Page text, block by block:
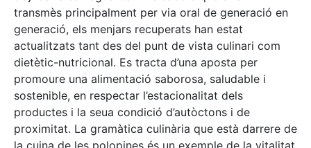
transmès principalment per via oral de generació en
generació, els menjars recuperats han estat
actualitzats tant des del punt de vista culinari com
dietètic-nutricional. Es tracta d’una aposta per
promoure una alimentació saborosa, saludable i
sostenible, en respectar l’estacionalitat dels
productes i la seua condició d’autòctons i de
proximitat. La gramàtica culinària que està darrere de
la cuina de les polopines és un exemple de la vitalitat